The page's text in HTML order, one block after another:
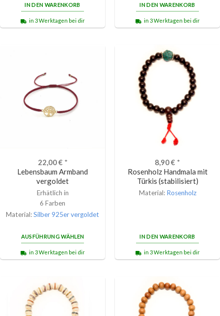
IN DEN WARENKORB
in 3 Werktagen bei dir
IN DEN WARENKORB
in 3 Werktagen bei dir
22,00€ *
Lebensbaum Armband
vergoldet
Erhätlich in
6 Farben
Material:Silber 925er vergoldet
AUSFÜHRUNG WÄHLEN
in 3 Werktagen bei dir
8,90€ *
Rosenholz Handmala mit
Türkis (stabilisiert)
Material: Rosenholz
IN DEN WARENKORB
in 3 Werktagen bei dir